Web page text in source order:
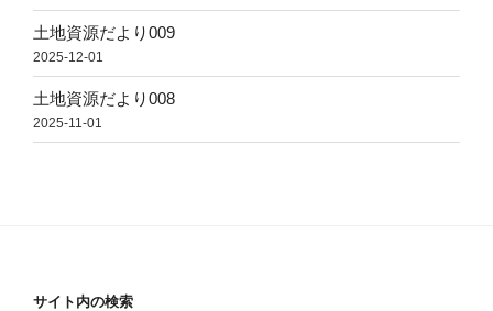
土地資源だより009
2025-12-01
土地資源だより008
2025-11-01
サイト内の検索